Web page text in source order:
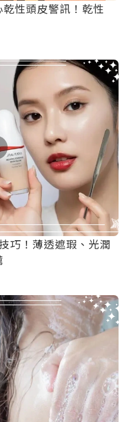
性頭皮警訊！乾性
巧！薄透遮瑕、光潤